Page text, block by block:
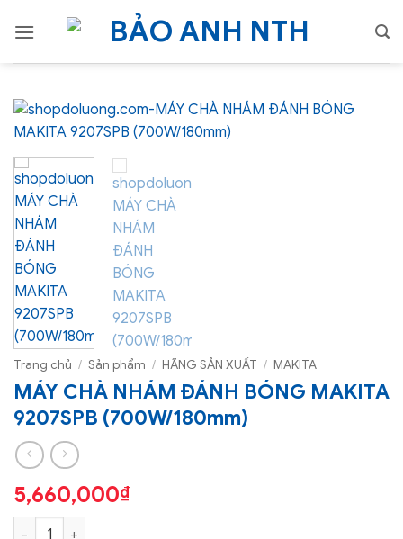
qua
Trang chủ / Sản phẩm / HÃNG SẢN XUẤT / MAKITA
MÁY CHÀ NHÁM ĐÁNH BÓNG MAKITA
9207SPB (700W/180mm)
5,660,000₫
MÁY CHÀ NHÁM ĐÁNH BÓNG MAKITA 9207SPB (700W/